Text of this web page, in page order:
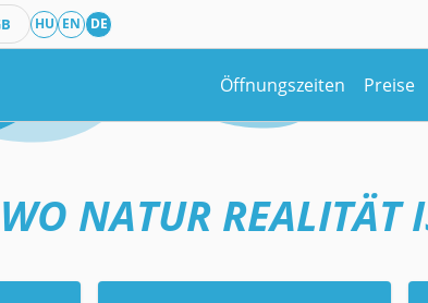
HU EN DE
Öffnungszeiten Preise
NATUR REALITÄT